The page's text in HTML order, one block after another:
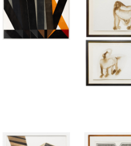
direitos conferidos pela Lei
de que os dados pessoais são
de dados incompletos,inexatos
de dados
ao tratamento de dados por motivos
dos dados a outro
pela descrição detalhada dos
de itens pertencentes a terceiros,a